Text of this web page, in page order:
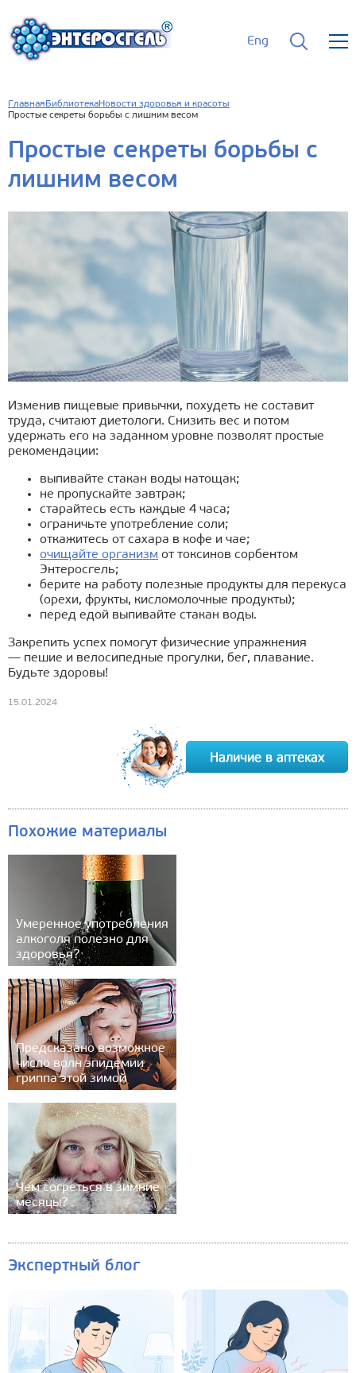
Eng
Главная БиблиотекаНовости здоровья и красоты
Простые секреты борьбы с лишним весом
Простые секреты борьбы с
лишним весом
Изменив пищевые привычки, похудеть не составит
труда, считают диетологи. Снизить вес и потом
удержать его на заданном уровне позволят простые
рекомендации:
выпивайте стакан воды натощак;
не пропускайте завтрак;
старайтесь есть каждые 4 часа;
ограничьте употребление соли;
откажитесь от сахара в кофе и чае;
очищайте организм от токсинов сорбентом
Энтеросгель;
берите на работу полезные продукты для перекуса
(орехи, фрукты, кисломолочные продукты);
перед едой выпивайте стакан воды.
Закрепить успех помогут физические упражнения
— пешие и велосипедные прогулки, бег, плавание.
Будьте здоровы!
15.01.2024
Похожие материалы
Умеренное употребления
алкоголя полезно для
здоровья?
Предсказано возможное
число волн эпидемии
гриппа этой зимой
Чем согреться в зимние
месяцы?
Экспертный блог